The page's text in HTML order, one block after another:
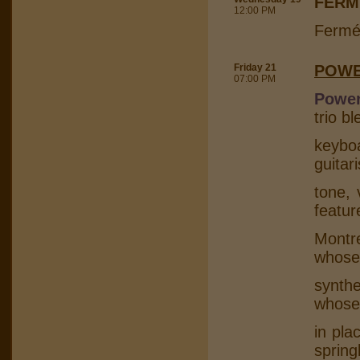
12:00 PM
Friday 21
07:00 PM
trio
tone,
in